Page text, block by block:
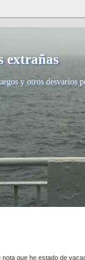
extrañas
y otros desvaríos
que he estado de